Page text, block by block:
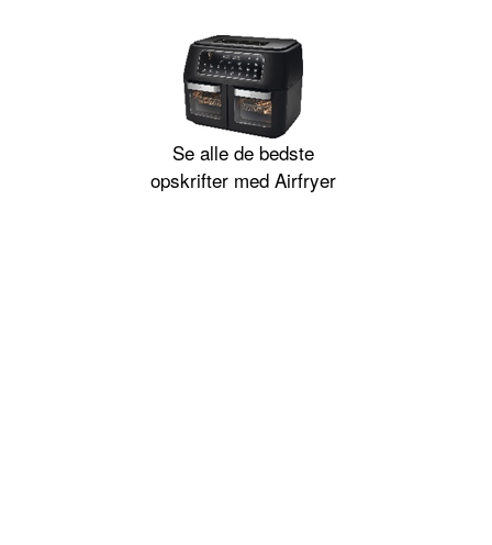
Se alle de bedste
opskrifter med Airfryer